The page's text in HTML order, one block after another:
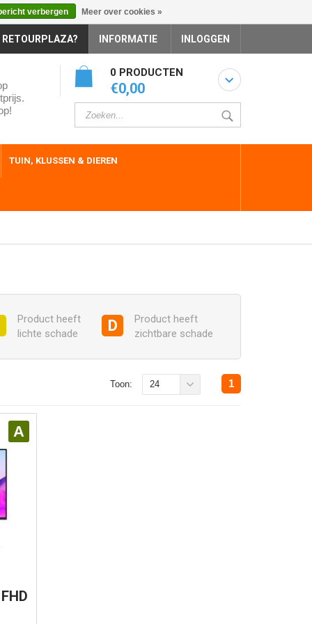
RETOURPLAZA? INFORMATIE INLOGGEN
0 PRODUCTEN
€0,00
TUIN, KLUSSEN & DIEREN
Product heeft
lichte schade
D
Product heeft
zichtbare schade
1
Toon: 24
A
verbergen Meer over cookies »